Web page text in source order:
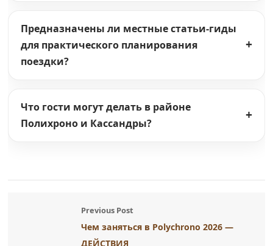
Предназначены ли местные статьи-гиды
для практического планирования
поездки?
Что гости могут делать в районе
Полихроно и Кассандры?
Previous Post
Чем заняться в Polychrono 2026 —
ДЕЙСТВИЯ